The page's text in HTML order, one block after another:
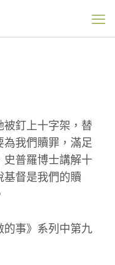
釘上十字架，替
我們贖罪，滿足
普羅博士講解十
督是我們的贖
事》系列中第九